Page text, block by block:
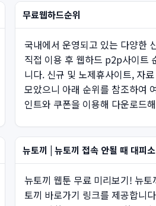
무료웹하드순위
국내에서 운영되고 있는 다양한
직접 이용 후 웹하드 p2p사이트
니다. 신규 및 노제휴사이트, 자
모았으니 아래 순위를 참조하여
인트와 쿠폰을 이용해 다운로드
뉴토끼 | 뉴토끼 접속 안될 때 대피
뉴토끼 웹툰 무료 미리보기! 뉴
토끼 바로가기 링크를 제공합니